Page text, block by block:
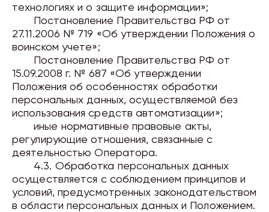
технологиях и о защите информации»;
Постановление Правительства РФ от
27.11.2006 № 719 «Об утверждении Положения о
воинском учете»;
Постановление Правительства РФ от
15.09.2008 г. № 687 «Об утверждении
Положения об особенностях обработки
персональных данных, осуществляемой без
использования средств автоматизации»;
иные нормативные правовые акты,
регулирующие отношения, связанные с
деятельностью Оператора.
4.3. Обработка персональных данных
осуществляется с соблюдением принципов и
условий, предусмотренных законодательством
в области персональных данных и Положением.